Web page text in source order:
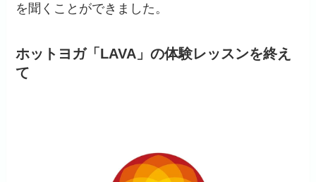
を聞くことができました。
ホットヨガ「LAVA」の体験レッスンを終え
て